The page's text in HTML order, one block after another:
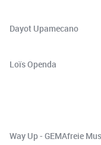
Dayot Upamecano
Loïs Openda
Way Up - GEMAfreie